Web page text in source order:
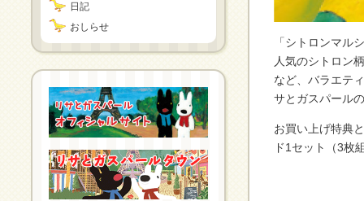
日記
おしらせ
「シトロンマル
人気のシトロン
など、バラエテ
サとガスパール
お買い上げ特典
ド1セット（3枚